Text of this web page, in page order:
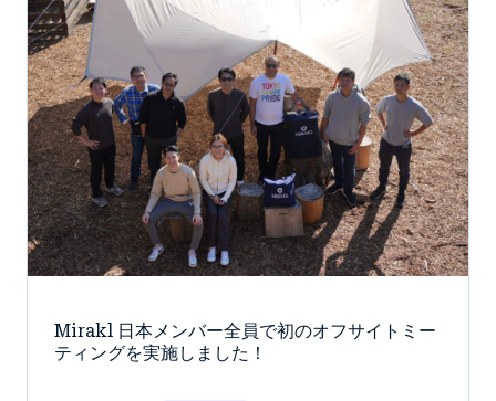
Mirakl 日本メンバー全員で初のオフサイトミー
ティングを実施しました！